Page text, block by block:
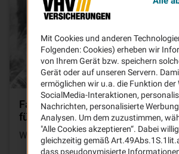
Fahranfänger aufgepasst -
für jeden
Wichtige Hinweise der VHV
Mit Cookies und anderen
Folgenden: Cookies) erheben wir
von Ihrem Gerät bzw. speichern
Gerät oder auf unseren Servern.
ermöglichen wir u.a. die Funktion der
SocialMedia-Interaktionen,
Nachrichten, personalisierte
Analysen. Um dem zuzustimmen,
"Alle Cookies akzeptieren“. Dabei
gleichzeitig gemäß
dass pseudonymisierte